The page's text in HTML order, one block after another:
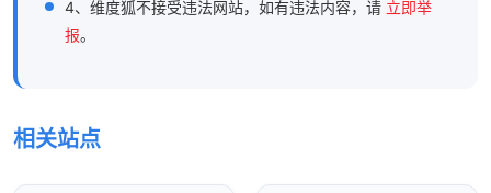
4、维度狐不接受违法网站，如有违法内容，请 立即举
报。
相关站点